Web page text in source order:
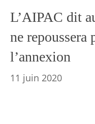
L’AIPAC dit
ne repoussera
l’annexion
11 juin 2020